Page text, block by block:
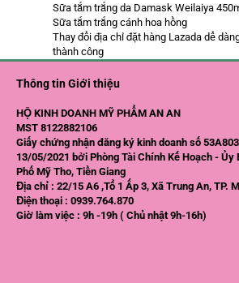
Sữa tắm trắng da Damask Weilaiya
Sữa tắm trắng cánh hoa hồng
Thay đổi địa chỉ đặt hàng Lazada dể
thành công
Thông tin Giới thiệu
HỘ KINH DOANH MỸ PHẨM AN AN
MST 8122882106
Giấy chứng nhận đăng ký kinh doanh số
13/05/2021 bởi Phòng Tài Chính Kế Hoạch - Ủy
Phố Mỹ Tho, Tiền Giang
Địa chỉ : 22/15 A6 ,Tổ 1 Ấp 3, Xã Trung An, TP.
Điện thoại : 0939.764.870
Giờ làm việc : 9h -19h ( Chủ nhật 9h-16h)